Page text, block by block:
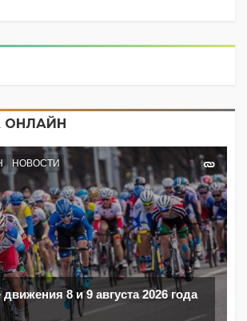
ОНЛАЙН
НОВОСТИ
8 и 9 августа 2026 года